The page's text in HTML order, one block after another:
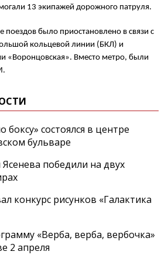
13 экипажей дорожного патруля.
было приостановлено в связи с
кольцевой линии (БКЛ) и
«Воронцовская». Вместо метро, были
состоялся в центре
бульваре
победили на двух
конкурс рисунков «Галактика
«Верба, верба, вербочка»
2 апреля